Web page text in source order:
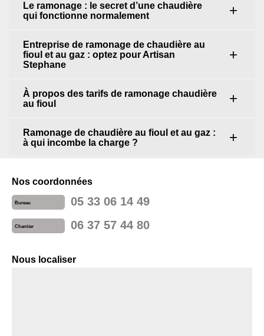
Le ramonage : le secret d’une chaudière
qui fonctionne normalement
Entreprise de ramonage de chaudière au
fioul et au gaz : optez pour Artisan
Stephane
À propos des tarifs de ramonage chaudière
au fioul
Ramonage de chaudière au fioul et au gaz :
à qui incombe la charge ?
Nos coordonnées
Bureau 05 33 06 14 49
Chantier 06 37 57 44 80
Nous localiser